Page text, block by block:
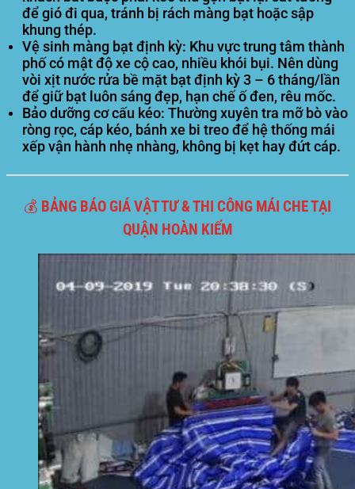
để gió đi qua, tránh bị rách màng bạt hoặc sập
khung thép.
Vệ sinh màng bạt định kỳ: Khu vực trung tâm thành
phố có mật độ xe cộ cao, nhiều khói bụi. Nên dùng
vòi xịt nước rửa bề mặt bạt định kỳ 3 – 6 tháng/lần
để giữ bạt luôn sáng đẹp, hạn chế ố đen, rêu mốc.
Bảo dưỡng cơ cấu kéo: Thường xuyên tra mỡ bò vào
ròng rọc, cáp kéo, bánh xe bi treo để hệ thống mái
xếp vận hành nhẹ nhàng, không bị kẹt hay đứt cáp.
💰 BẢNG BÁO GIÁ VẬT TƯ & THI CÔNG MÁI CHE TẠI
QUẬN HOÀN KIẾM